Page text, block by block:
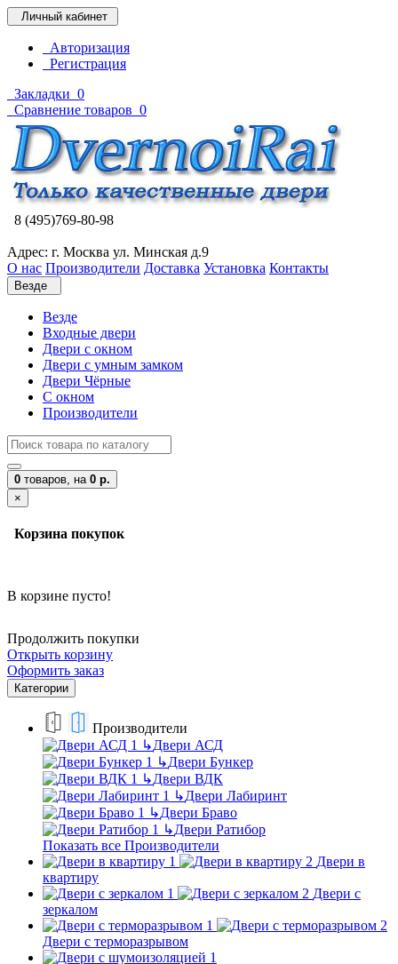
Личный кабинет
Авторизация
Регистрация
Закладки 0
Сравнение товаров 0
8 (495)769-80-98
Адрес: г. Москва ул. Минская д.9
О нас Производители Доставка Установка Контакты
Везде
Везде
Входные двери
Двери с окном
Двери с умным замком
Двери Чёрные
C окном
Производители
0 товаров, на 0 р.
×
Корзина покупок
В корзине пусто!
Продолжить покупки
Открыть корзину
Оформить заказ
Категории
Производители
↳Двери АСД
↳Двери Бункер
↳Двери ВДК
↳Двери Лабиринт
↳Двери Браво
↳Двери Ратибор
Показать все Производители
Двери в
квартиру
Двери с
зеркалом
Двери с терморазрывом